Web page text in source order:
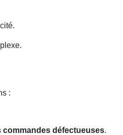
:
commandes défectueuses.